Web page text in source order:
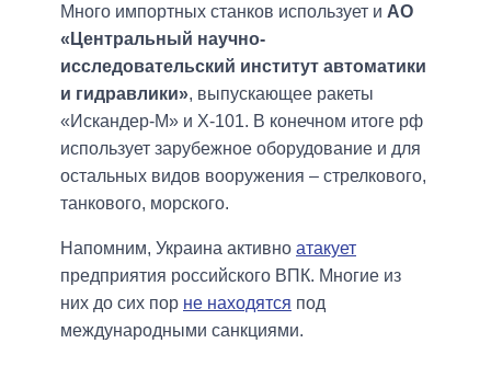
Много импортных станков использует и АО
«Центральный научно-
исследовательский институт автоматики
и гидравлики», выпускающее ракеты
«Искандер-М» и Х-101. В конечном итоге рф
использует зарубежное оборудование и для
остальных видов вооружения – стрелкового,
танкового, морского.
Напомним, Украина активно атакует
предприятия российского ВПК. Многие из
них до сих пор не находятся под
международными санкциями.